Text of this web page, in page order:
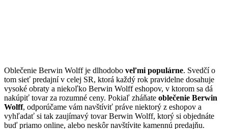
Oblečenie Berwin Wolff je dlhodobo veľmi populárne. Svedčí o
tom sieť predajní v celej SR, ktorá každý rok pravidelne dosahuje
vysoké obraty a niekoľko Berwin Wolff eshopov, v ktorom sa dá
nakúpiť tovar za rozumné ceny. Pokiaľ zháňate oblečenie Berwin
Wolff, odporúčame vám navštíviť práve niektorý z eshopov a
vyhľadať si tak zaujímavý tovar Berwin Wolff, ktorý si objednáte
buď priamo online, alebo neskôr navštívite kamennú predajňu.